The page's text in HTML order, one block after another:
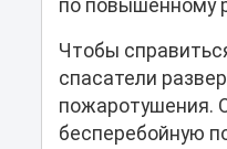
по повышенному
Чтобы
спасатели
пожаротушения.
бесперебойную